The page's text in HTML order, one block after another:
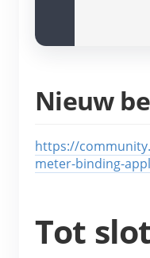
Nieuw
https://
meter-binding-
Tot